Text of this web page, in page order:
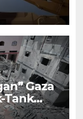
Gaza
Tank